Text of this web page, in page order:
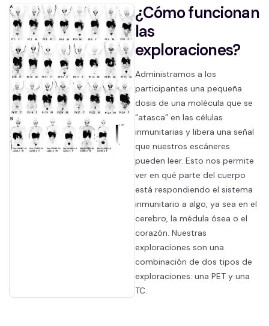
¿Cómo funcionan
las
exploraciones?
Administramos a los
participantes una pequeña
dosis de una molécula que se
“atasca” en las células
inmunitarias y libera una señal
que nuestros escáneres
pueden leer. Esto nos permite
ver en qué parte del cuerpo
está respondiendo el sistema
inmunitario a algo, ya sea en el
cerebro, la médula ósea o el
corazón. Nuestras
exploraciones son una
combinación de dos tipos de
exploraciones: una PET y una
TC.